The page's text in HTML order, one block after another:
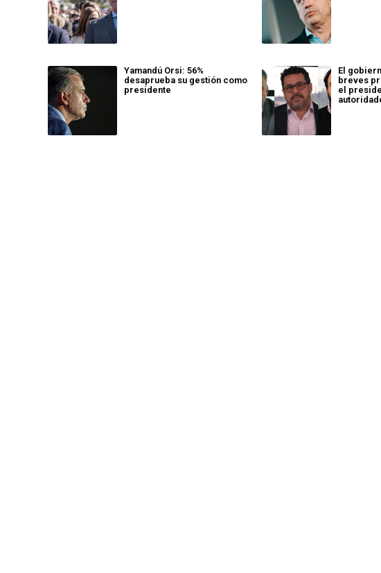
Yamandú Orsi: 56%
desaprueba su gestión como
presidente
El
breves
el